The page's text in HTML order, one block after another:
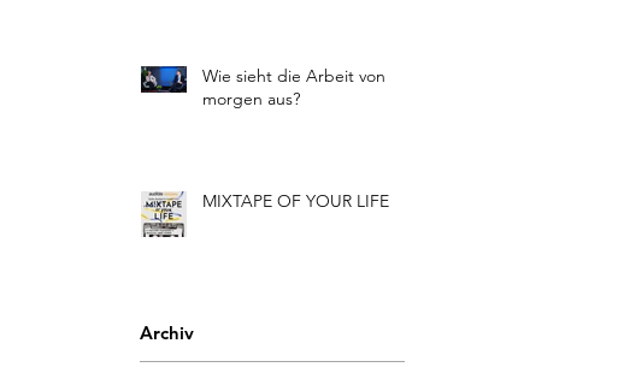
Wie sieht die Arbeit von
morgen aus?
MIXTAPE OF YOUR LIFE
Archiv